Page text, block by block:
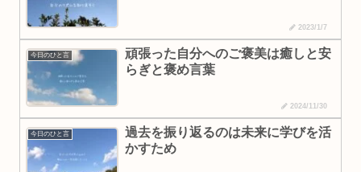
2023/1/7
今日のひと言
頑張った自分へのご褒美は癒しと安
らぎと褒め言葉
2024/11/30
今日のひと言
過去を振り返るのは未来に学びを活
かすため